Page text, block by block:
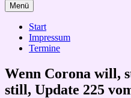
Menü
Start
Impressum
Termine
Wenn Corona will,
still, Update 225